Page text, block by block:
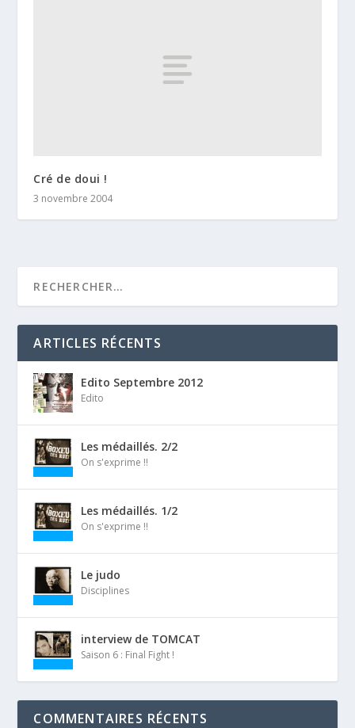
Cré de doui !
3 novembre 2004
ARTICLES RÉCENTS
Edito Septembre 2012
Edito
Les médaillés. 2/2
On s'exprime !!
Les médaillés. 1/2
On s'exprime !!
Le judo
Disciplines
interview de TOMCAT
Saison 6 : Final Fight !
COMMENTAIRES RÉCENTS